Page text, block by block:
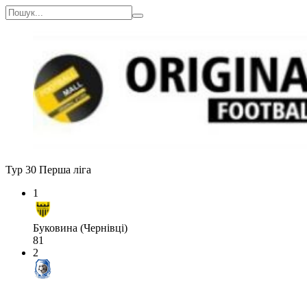
Тур 30 Перша ліга
1
Буковина (Чернівці)
81
2